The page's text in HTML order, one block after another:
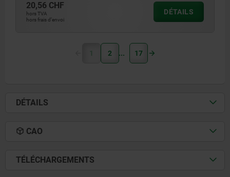
20,56 CHF
hors TVA
hors frais d’envoi
DÉTAILS
1 2 17
DÉTAILS
CAO
TÉLÉCHARGEMENTS